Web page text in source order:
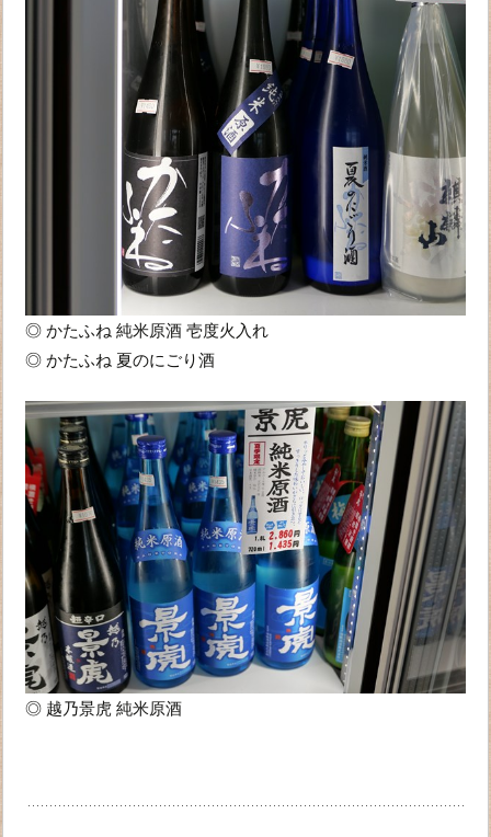
◎ かたふね 純米原酒 壱度火入れ
◎ かたふね 夏のにごり酒
◎ 越乃景虎 純米原酒